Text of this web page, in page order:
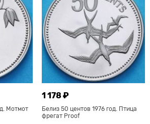
Мотмот
1 178 ₽
Белиз 50 центов 1976 год. Птица
фрегат Proof